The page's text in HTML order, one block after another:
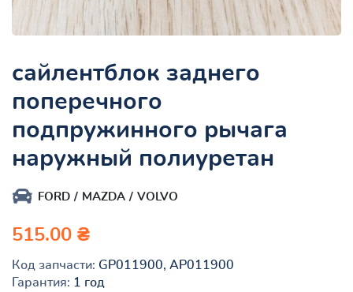
сайлентблок заднего
поперечного
подпружинного рычага
наружный полиуретан
FORD MAZDA VOLVO
515.00 ₴
Код запчасти: GP011900, AP011900
Гарантия: 1 год